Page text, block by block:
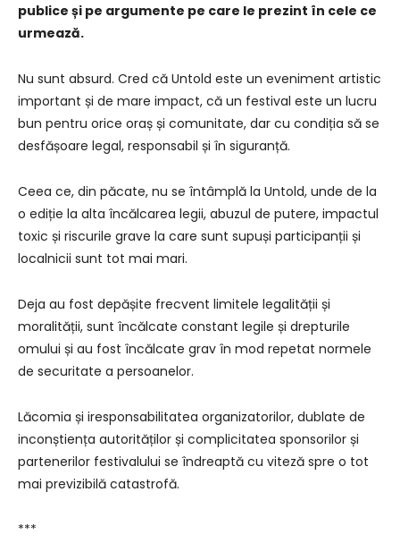
publice și pe argumente pe care le prezint în cele ce
urmează.
Nu sunt absurd. Cred că Untold este un eveniment artistic
important și de mare impact, că un festival este un lucru
bun pentru orice oraș și comunitate, dar cu condiția să se
desfășoare legal, responsabil și în siguranță.
Ceea ce, din păcate, nu se întâmplă la Untold, unde de la
o ediție la alta încălcarea legii, abuzul de putere, impactul
toxic și riscurile grave la care sunt supuși participanții și
localnicii sunt tot mai mari.
Deja au fost depășite frecvent limitele legalității și
moralității, sunt încălcate constant legile și drepturile
omului și au fost încălcate grav în mod repetat normele
de securitate a persoanelor.
Lăcomia și iresponsabilitatea organizatorilor, dublate de
inconștiența autorităților și complicitatea sponsorilor și
partenerilor festivalului se îndreaptă cu viteză spre o tot
mai previzibilă catastrofă.
***